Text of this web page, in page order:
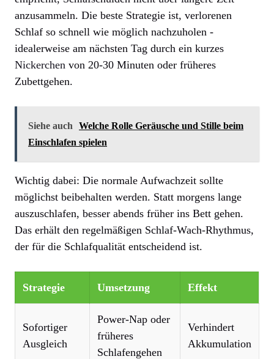
anzusammeln. Die beste Strategie ist, verlorenen
Schlaf so schnell wie möglich nachzuholen -
idealerweise am nächsten Tag durch ein kurzes
Nickerchen von 20-30 Minuten oder früheres
Zubettgehen.
Siehe auch
Welche Rolle Geräusche und Stille beim
Einschlafen spielen
Wichtig dabei: Die normale Aufwachzeit sollte
möglichst beibehalten werden. Statt morgens lange
auszuschlafen, besser abends früher ins Bett gehen.
Das erhält den regelmäßigen Schlaf-Wach-Rhythmus,
der für die Schlafqualität entscheidend ist.
Strategie Umsetzung Effekt
Sofortiger
Ausgleich
Power-Nap oder
früheres
Schlafengehen
Verhindert
Akkumulation